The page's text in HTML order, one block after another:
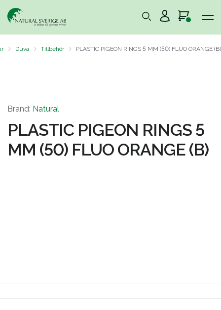
Duva Tillbehör PLASTIC PIGEON RINGS 5 MM (50) FLUO ORANGE (B)
Brand: Natural
PLASTIC PIGEON RINGS 5
MM (50) FLUO ORANGE (B)